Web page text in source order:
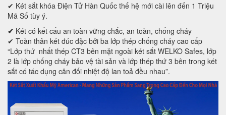
✔ Két sắt khóa Điện Tử Hàn Quốc thế hệ mới cài lên đến 1 Triệu
Mã Số tùy ý.
✔ Két có kết cấu an toàn vững chắc, an toàn, chống cháy
✔ Toàn thân két đúc đặc bởi ba lớp thép chống cháy cao cấp
“Lớp thứ nhất thép CT3 bên mặt ngoài két sắt WELKO Safes, lớp
2 là lớp chống cháy bảo vệ tài sản và lớp thép thứ 3 bên trong két
sắt có tác dụng cân đối nhiệt độ lan toả đều nhau”.